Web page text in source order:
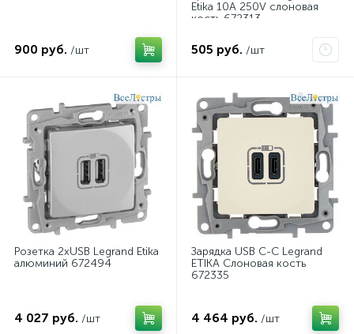
900 руб. /шт
Etika 10A 250V слоновая
кость 672313
505 руб. /шт
Розетка 2хUSB Legrand Etika
алюминий 672494
4 027 руб. /шт
Зарядка USB C-C Legrand
ETIKA Слоновая кость
672335
4 464 руб. /шт